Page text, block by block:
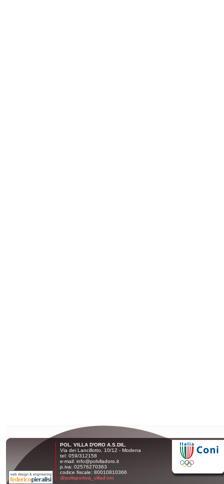
POL. VILLA D'ORO A.S.DIL.
Via dei Lancillotto, 10/12 - Modena
tel: 059/312158
e-mail: info@polvlladoro.it
p.iva: 02576270363
codice fiscale: 80010810366
@polisportiva_villad'oro